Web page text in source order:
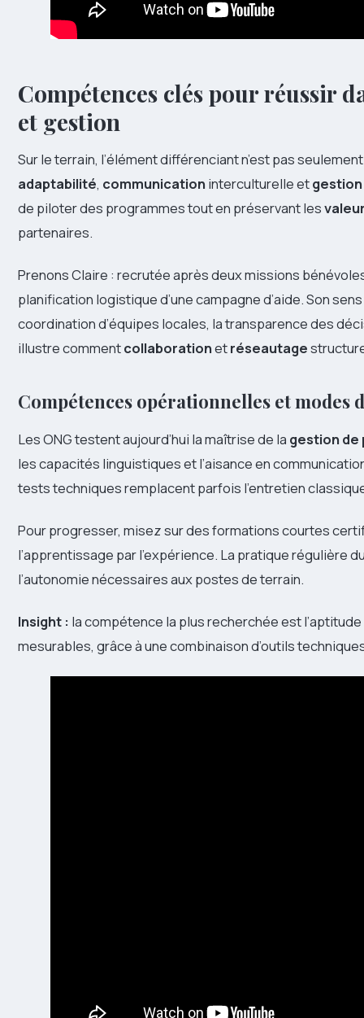
Compétences clés pour réussir
et gestion
Sur le terrain, l’élément différenciant n’est pas
adaptabilité, communication interculturelle et
de piloter des programmes tout en préservant les
partenaires.
Prenons Claire : recrutée après deux missions
planification logistique d’une campagne d’aide. Son
coordination d’équipes locales, la transparence des
illustre commentcollaborationetréseautage
Compétences opérationnelles et modes
Les ONG testent aujourd’hui la maîtrise de la gestion
les capacités linguistiques et l’aisance en
tests techniques remplacent parfois l’entretien
Pour progresser, misez sur des formations courtes
l’apprentissage par l’expérience. La pratique régulière
l’autonomie nécessaires aux postes de terrain.
Insight : la compétence la plus recherchée est l’aptitude
mesurables, grâce à une combinaison d’outils